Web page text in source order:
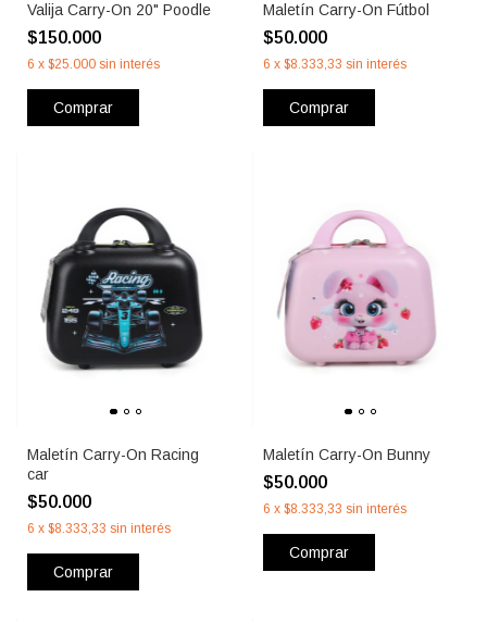
Valija Carry-On 20" Poodle
$150.000
6 x $25.000 sin interés
Comprar
Maletín Carry-On Fútbol
$50.000
6 x $8.333,33 sin interés
Comprar
Maletín Carry-On Racing
car
$50.000
6 x $8.333,33 sin interés
Comprar
Maletín Carry-On Bunny
$50.000
6 x $8.333,33 sin interés
Comprar